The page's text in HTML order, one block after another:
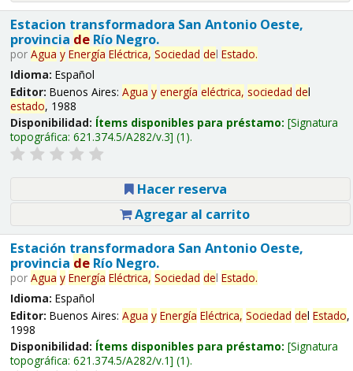
Estacion transformadora San Antonio Oeste,
provincia deRío Negro.
por Agua y Energía Eléctrica, Sociedad del Estado.
Idioma: Español
Editor: Buenos Aires: Agua y energía eléctrica, sociedad del
estado, 1988
Disponibilidad: Ítems disponibles para préstamo: Signatura
topográfica: 621.374.5/A282/v.3 (1).
Hacer reserva
Agregar al carrito
Estación transformadora San Antonio Oeste,
provincia deRío Negro.
por Agua y Energía Eléctrica, Sociedad del Estado.
Idioma: Español
Editor: Buenos Aires: Agua y Energía Eléctrica, Sociedad del Estado,
1998
Disponibilidad: Ítems disponibles para préstamo: Signatura
topográfica: 621.374.5/A282/v.1 (1).